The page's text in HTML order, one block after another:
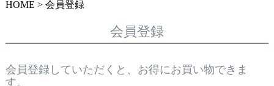
HOME 会員登録
会員登録
会員登録していただくと、お得にお買い物できま
す。